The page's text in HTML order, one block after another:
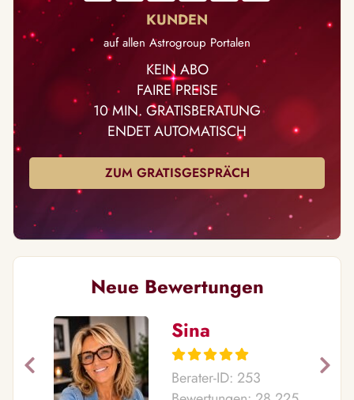
auf allen Astrogroup Portalen
KEIN ABO
FAIRE PREISE
10 MIN. GRATISBERATUNG
ENDET AUTOMATISCH
ZUM GRATISGESPRÄCH
Neue Bewertungen
Sina
Berater-ID: 253